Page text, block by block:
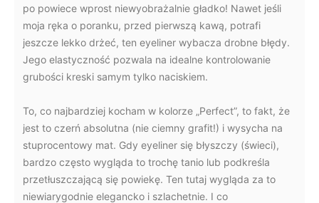
po powiece wprost niewyobrażalnie gładko! Nawet jeśli
moja ręka o poranku, przed pierwszą kawą, potrafi
jeszcze lekko drżeć, ten eyeliner wybacza drobne błędy.
Jego elastyczność pozwala na idealne kontrolowanie
grubości kreski samym tylko naciskiem.
To, co najbardziej kocham w kolorze „Perfect”, to fakt, że
jest to czerń absolutna (nie ciemny grafit!) i wysycha na
stuprocentowy mat. Gdy eyeliner się błyszczy (świeci),
bardzo często wygląda to trochę tanio lub podkreśla
przetłuszczającą się powiekę. Ten tutaj wygląda za to
niewiarygodnie elegancko i szlachetnie. I co